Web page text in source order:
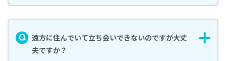
遠方に住んでいて立ち会いできないのですが大丈
夫ですか？